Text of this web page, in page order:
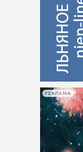
РЕКЛАМА